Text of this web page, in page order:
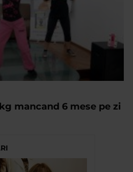
mancand 6 mese pe zi